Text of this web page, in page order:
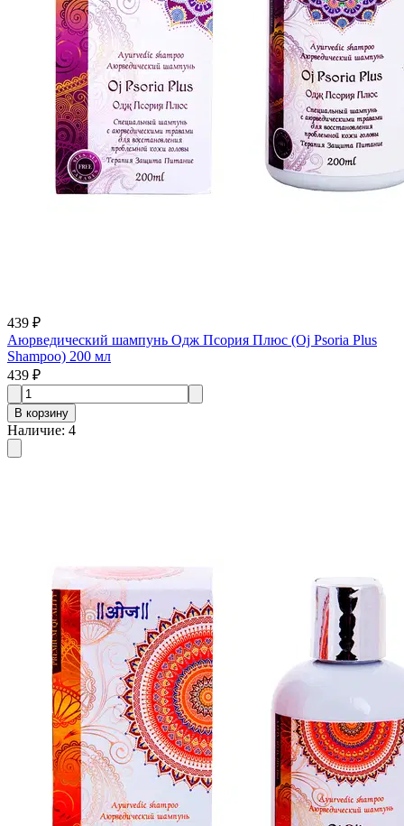
439 ₽
Аюрведический шампунь Одж Псория Плюс (Oj Psoria Plus
Shampoo) 200 мл
439 ₽
В корзину
Наличие: 4